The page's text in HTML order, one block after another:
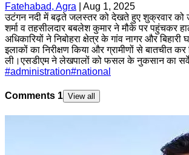
Fatehabad, Agra
Aug 1, 2025
उटंगन नदी में बढ़ते जलस्तर को देखते हुए शुक्रवार को
शर्मा व तहसीलदार बबलेश कुमार ने मौके पर पहुंचकर
अधिकारियों ने निबोहरा क्षेत्र के गांव नागर और बिहारी
इलाकों का निरीक्षण किया और ग्रामीणों से बातचीत कर
ली।एसडीएम ने लेखपालों को फसल के नुकसान का सर्वे
#administration#national
Comments 1 View all